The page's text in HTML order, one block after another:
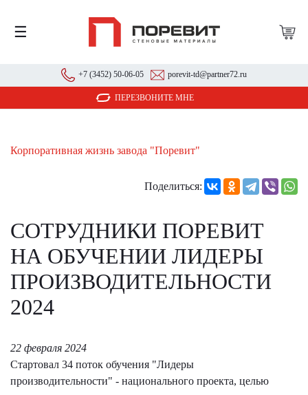
☰
+7 (3452) 50-06-05 porevit-td@partner72.ru
ПЕРЕЗВОНИТЕ МНЕ
Корпоративная жизнь завода "Поревит"
Поделиться:
СОТРУДНИКИ ПОРЕВИТ
НА ОБУЧЕНИИ ЛИДЕРЫ
ПРОИЗВОДИТЕЛЬНОСТИ
2024
22 февраля 2024
Стартовал 34 поток обучения "Лидеры
производительности" - национального проекта, целью